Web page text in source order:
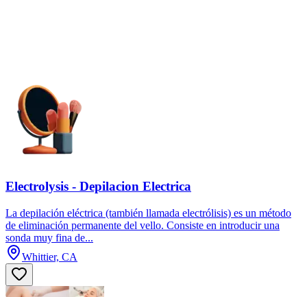
Electrolysis - Depilacion Electrica
La depilación eléctrica (también llamada electrólisis) es un método
de eliminación permanente del vello. Consiste en introducir una
sonda muy fina de...
Whittier, CA